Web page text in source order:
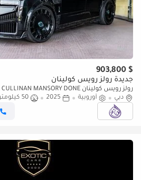
$ 903,800
جديدة رولز رويس كولينان
ONLY 15,000KM
دبي أوروبية 2025
50 كيلومتر